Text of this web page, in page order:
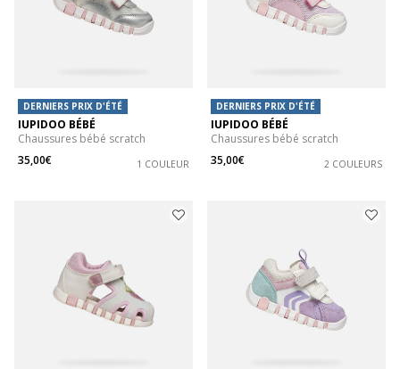
DERNIERS PRIX D'ÉTÉ
IUPIDOO BÉBÉ
Chaussures bébé scratch
35,00€
1 COULEUR
DERNIERS PRIX D'ÉTÉ
IUPIDOO BÉBÉ
Chaussures bébé scratch
35,00€
2 COULEURS